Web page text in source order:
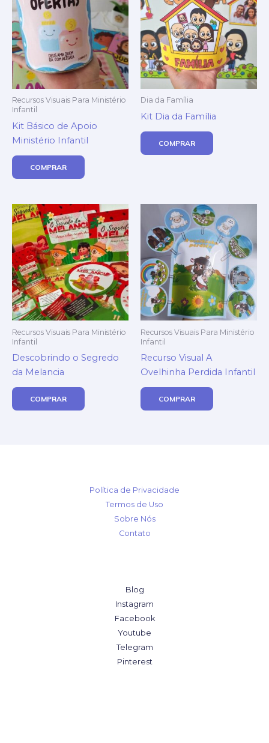
Recursos Visuais Para Ministério
Infantil
Kit Básico de Apoio
Ministério Infantil
COMPRAR
Dia da Família
Kit Dia da Família
COMPRAR
Recursos Visuais Para Ministério
Infantil
Descobrindo o Segredo
da Melancia
COMPRAR
Recursos Visuais Para Ministério
Infantil
Recurso Visual A
Ovelhinha Perdida Infantil
COMPRAR
Política de Privacidade
Termos de Uso
Sobre Nós
Contato
Blog
Instagram
Facebook
Youtube
Telegram
Pinterest